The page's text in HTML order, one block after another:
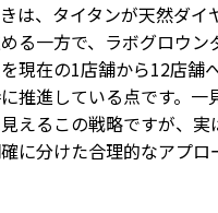
は、タイタンが天然ダイ
る一方で、ラボグロウン
現在の1店舗から12店舗
推進している点です。一
えるこの戦略ですが、
に分けた合理的なアプロ